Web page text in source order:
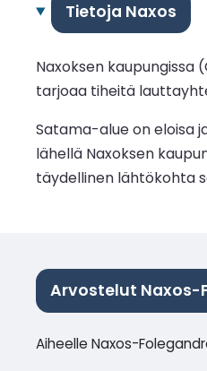
Tietoja Naxos
Naxoksen kaupungissa
tarjoaa tiheitä
Satama-alue on eloisa
lähellä Naxoksen
täydellinen lähtökohta
Arvostelut Naxos-
Aiheelle Naxos-